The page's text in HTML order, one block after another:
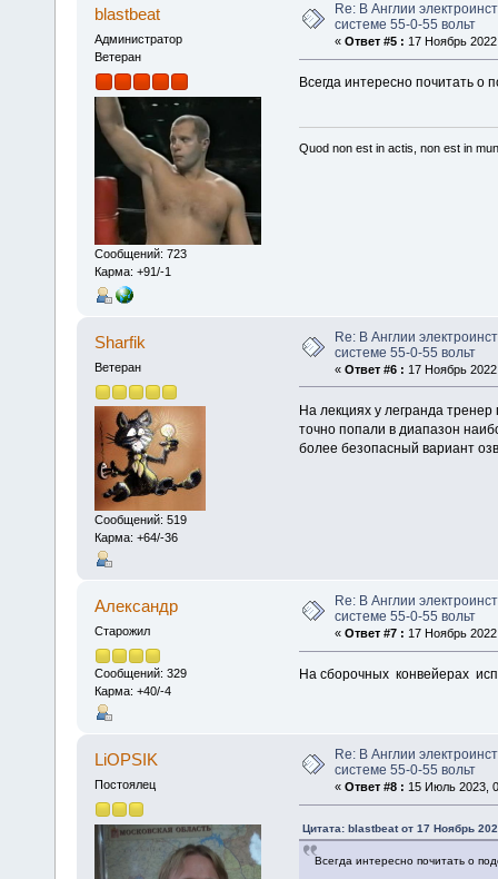
blastbeat
Администратор
Ветеран
Сообщений: 723
Карма: +91/-1
Re: В Англии
системе 55-0-55 вольт
« Ответ #5 : 17 Ноябрь
Всегда интересно почитать о
Quod non est in actis, non est in
Sharfik
Ветеран
Сообщений: 519
Карма: +64/-36
Re: В Англии
системе 55-0-55 вольт
« Ответ #6 : 17 Ноябрь
На лекциях у легранда
точно попали в диапазон
более безопасный вариант
Алексaндр
Старожил
Сообщений: 329
Карма: +40/-4
Re: В Англии
системе 55-0-55 вольт
« Ответ #7 : 17 Ноябрь
На сборочных конвейерах
LiOPSIK
Постоялец
Re: В Англии
системе 55-0-55 вольт
« Ответ #8 : 15 Июль 2023,
Цитата: blastbeat от 17 Ноябрь
Всегда интересно почитать о